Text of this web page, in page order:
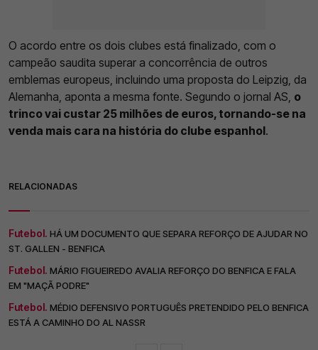
O acordo entre os dois clubes está finalizado, com o
campeão saudita superar a concorrência de outros
emblemas europeus, incluindo uma proposta do Leipzig, da
Alemanha, aponta a mesma fonte. Segundo o jornal AS, o
trinco vai custar 25 milhões de euros, tornando-se na
venda mais cara na história do clube espanhol.
RELACIONADAS
Futebol. HÁ UM DOCUMENTO QUE SEPARA REFORÇO DE AJUDAR NO
ST. GALLEN - BENFICA
Futebol. MÁRIO FIGUEIREDO AVALIA REFORÇO DO BENFICA E FALA
EM "MAÇÃ PODRE"
Futebol. MÉDIO DEFENSIVO PORTUGUÊS PRETENDIDO PELO BENFICA
ESTÁ A CAMINHO DO AL NASSR